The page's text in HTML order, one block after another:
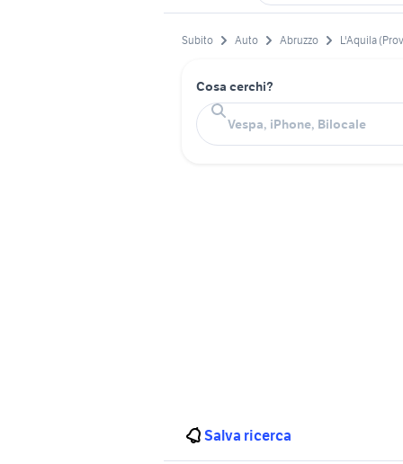
Subito Auto Abruzzo L'Aquila
Cosa cerchi?
Salva ricerca